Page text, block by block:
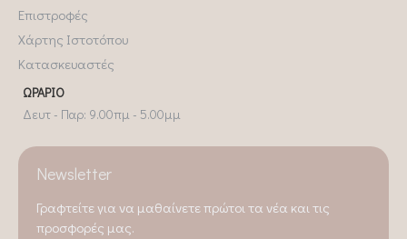
Επιστροφές
Χάρτης Ιστοτόπου
Κατασκευαστές
ΩΡΆΡΙΟ
Δευτ - Παρ: 9.00πμ - 5.00μμ
Newsletter
Γραφτείτε για να μαθαίνετε πρώτοι τα νέα και τις
προσφορές μας.